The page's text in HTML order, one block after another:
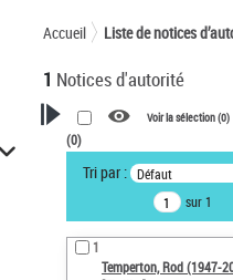
Accueil Liste de notices
1 Notices d'autorité
VOTRE RECHERCHE
Recherche avancée dans
notices d’autorité
Œuvres liées à l'auteur :
Temperton, Rod (1947-
Voir la sélection (0)
(0)
Tri par : Défaut
sur 1
1
Temperton, Rod (1947-